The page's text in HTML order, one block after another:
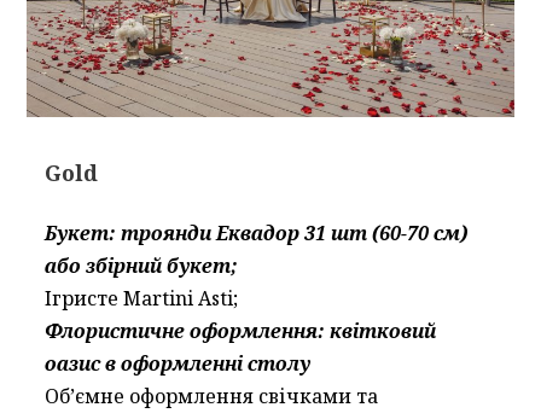
Gold
Букет: троянди Еквадор 31 шт (60-70 см)
або збірний букет;
Ігристе Martini Asti;
Флористичне оформлення: квітковий
оазис в оформленні столу
Об’ємне оформлення свічками та